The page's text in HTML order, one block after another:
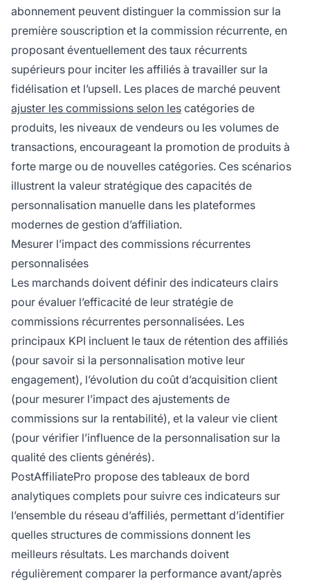
abonnement peuvent distinguer la commission sur la
première souscription et la commission récurrente, en
proposant éventuellement des taux récurrents
supérieurs pour inciter les affiliés à travailler sur la
fidélisation et l’upsell. Les places de marché peuvent
ajuster les commissions selon les catégories de
produits, les niveaux de vendeurs ou les volumes de
transactions, encourageant la promotion de produits à
forte marge ou de nouvelles catégories. Ces scénarios
illustrent la valeur stratégique des capacités de
personnalisation manuelle dans les plateformes
modernes de gestion d’affiliation.
Mesurer l’impact des commissions récurrentes
personnalisées
Les marchands doivent définir des indicateurs clairs
pour évaluer l’efficacité de leur stratégie de
commissions récurrentes personnalisées. Les
principaux KPI incluent le taux de rétention des affiliés
(pour savoir si la personnalisation motive leur
engagement), l’évolution du coût d’acquisition client
(pour mesurer l’impact des ajustements de
commissions sur la rentabilité), et la valeur vie client
(pour vérifier l’influence de la personnalisation sur la
qualité des clients générés).
PostAffiliatePro propose des tableaux de bord
analytiques complets pour suivre ces indicateurs sur
l’ensemble du réseau d’affiliés, permettant d’identifier
quelles structures de commissions donnent les
meilleurs résultats. Les marchands doivent
régulièrement comparer la performance avant/après